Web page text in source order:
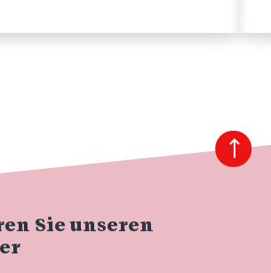
Sie unseren